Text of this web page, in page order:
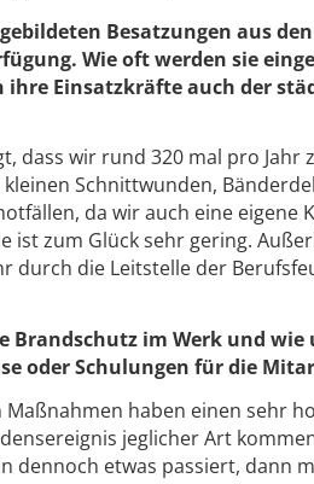
Besatzungen aus
Wie oft werden sie
Einsatzkräfte auch der
dass wir rund 320 mal pro Jahr
Schnittwunden,
da wir auch eine eigene
ist zum Glück sehr gering.
durch die Leitstelle der
Brandschutz im Werk und
oder Schulungen für die
Maßnahmen haben einen sehr
jeglicher Art
dennoch etwas passiert, dann